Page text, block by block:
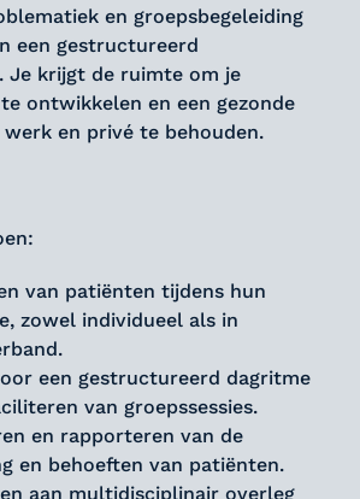
en groepsbegeleiding
een gestructureerd
Je krijgt de ruimte om je
ontwikkelen en een gezonde
werk en privé te behouden.
van patiënten tijdens hun
zowel individueel als in
een gestructureerd dagritme
van groepssessies.
en rapporteren van de
en behoeften van patiënten.
aan multidisciplinair overleg